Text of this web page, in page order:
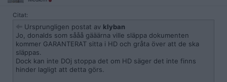
Citat:
Ursprungligen postat av klyban
Jo, donalds som sååå gääärna ville släppa dokumenten
kommer GARANTERAT sitta i HD och gråta över att de ska
släppas.
Dock kan inte DOj stoppa det om HD säger det inte finns
hinder lagligt att detta görs.